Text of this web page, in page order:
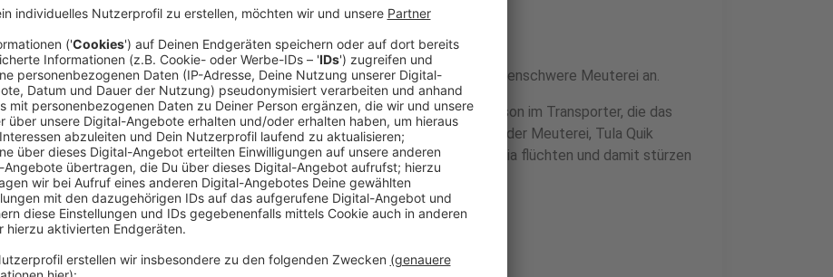
Anzeige
Die mit ihr reisenden Verurteilten zetteln im Transporter eine folgenschwere Meuterei an.
Doch blöderweise töten sie dabei die Besatzung. Die einzige Person im Transporter, die das
Raumschiff jetzt noch fliegen kann, ist Ash Harper. Die Anführerin der Meuterei, Tula Quik
(Sharon Duncan-Brewster) will mit ihrer Bande in die Galaxie Arkadia flüchten und damit stürzen
sie Ash in echte Gewissenskonflikte.
Streaming-Dienst: Sky Ticket